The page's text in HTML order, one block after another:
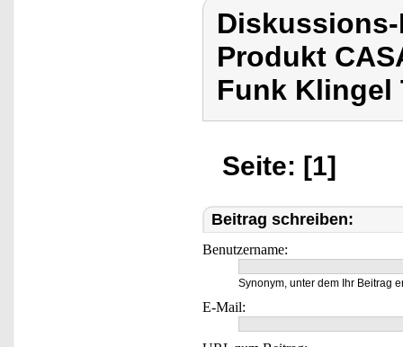
Produkt
Funk Klingel
Seite: [1]
Beitrag schreiben:
Benutzername:
Synonym, unter dem Ihr Beitrag
E-Mail: